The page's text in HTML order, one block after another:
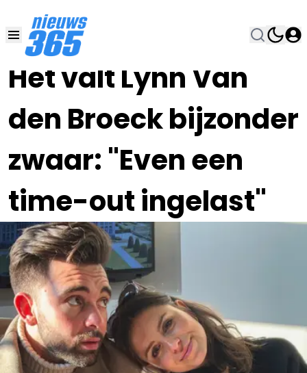
Het valt Lynn Van
den Broeck bijzonder
zwaar: "Even een
time-out ingelast"
25 SEP 2023, 21:00